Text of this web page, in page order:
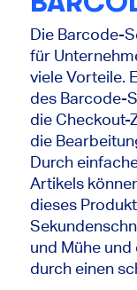
Die Barcode-
für
viele Vorteile.
des Barcode-
die Checkout-
die
Durch
Artikels
dieses
und Mühe
durch einen